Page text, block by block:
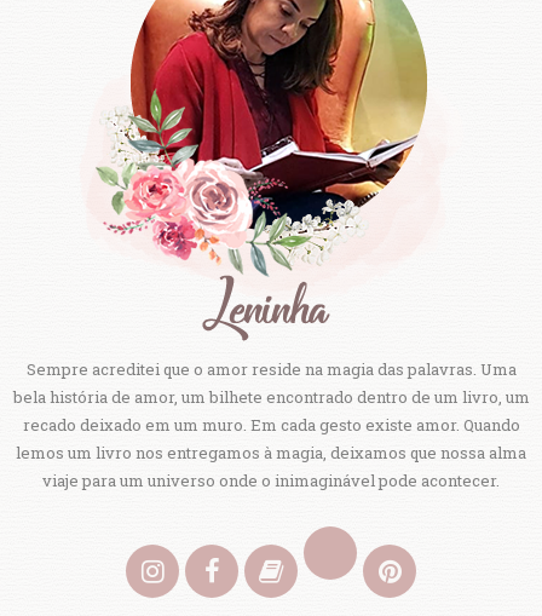
Sempre acreditei que o amor reside na magia das palavras. Uma
bela história de amor, um bilhete encontrado dentro de um livro, um
recado deixado em um muro. Em cada gesto existe amor. Quando
lemos um livro nos entregamos à magia, deixamos que nossa alma
viaje para um universo onde o inimaginável pode acontecer.